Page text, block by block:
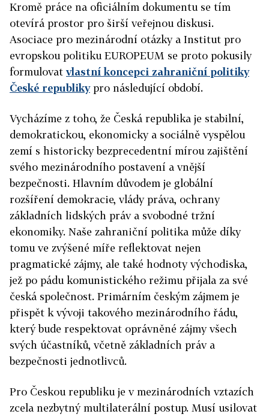
Kromě práce na oficiálním dokumentu se tím
otevírá prostor pro širší veřejnou diskusi.
Asociace pro mezinárodní otázky a Institut pro
evropskou politiku EUROPEUM se proto pokusily
formulovatvlastní koncepci zahraniční politiky
České republikypro následující období.
Vycházíme z toho, že Česká republika je stabilní,
demokratickou, ekonomicky a sociálně vyspělou
zemí s historicky bezprecedentní mírou zajištění
svého mezinárodního postavení a vnější
bezpečnosti. Hlavním důvodem je globální
rozšíření demokracie, vlády práva, ochrany
základních lidských práv a svobodné tržní
ekonomiky. Naše zahraniční politika může díky
tomu ve zvýšené míře reflektovat nejen
pragmatické zájmy, ale také hodnoty východiska,
jež po pádu komunistického režimu přijala za své
česká společnost. Primárním českým zájmem je
přispět k vývoji takového mezinárodního řádu,
který bude respektovat oprávněné zájmy všech
svých účastníků, včetně základních práv a
bezpečnosti jednotlivců.
Pro Českou republiku je v mezinárodních vztazích
zcela nezbytný multilaterální postup. Musí usilovat